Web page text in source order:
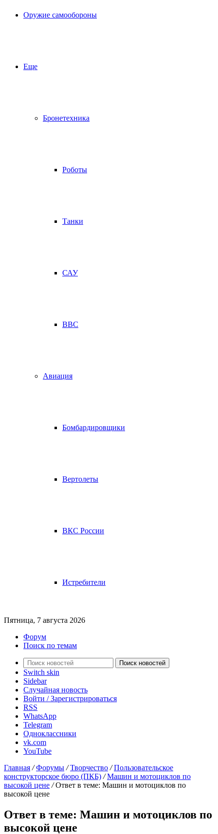
Оружие самообороны
Еще
Бронетехника
Роботы
Танки
САУ
ВВС
Авиация
Бомбардировщики
Вертолеты
ВКС России
Истребители
Пятница, 7 августа 2026
Форум
Поиск по темам
Поиск новостей
Switch skin
Sidebar
Случайная новость
Войти / Зарегистрироваться
RSS
WhatsApp
Telegram
Одноклассники
vk.com
YouTube
Главная / Форумы / Творчество / Пользовательское
конструкторское бюро (ПКБ) / Машин и мотоциклов по
высокой цене / Ответ в теме: Машин и мотоциклов по
высокой цене
Ответ в теме: Машин и мотоциклов по
высокой цене